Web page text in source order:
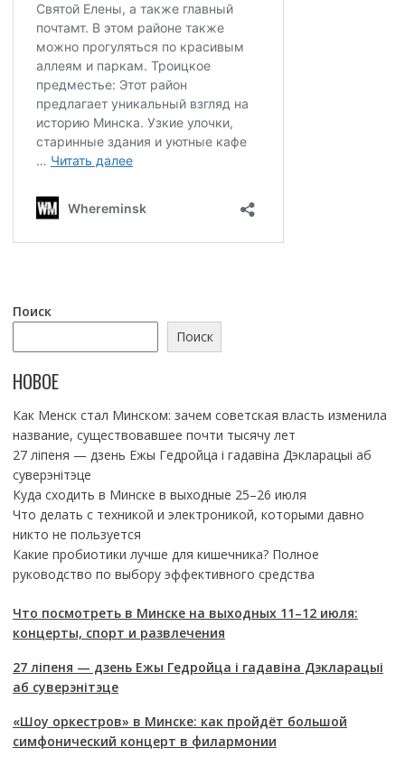
Поиск
Поиск
НОВОЕ
Как Менск стал Минском: зачем советская власть изменила
название, существовавшее почти тысячу лет
27 ліпеня — дзень Ежы Гедройца і гадавіна Дэкларацыі аб
суверэнітэце
Куда сходить в Минске в выходные 25–26 июля
Что делать с техникой и электроникой, которыми давно
никто не пользуется
Какие пробиотики лучше для кишечника? Полное
руководство по выбору эффективного средства
Что посмотреть в Минске на выходных 11–12 июля:
концерты, спорт и развлечения
27 ліпеня — дзень Ежы Гедройца і гадавіна Дэкларацыі
аб суверэнітэце
«Шоу оркестров» в Минске: как пройдёт большой
симфонический концерт в филармонии